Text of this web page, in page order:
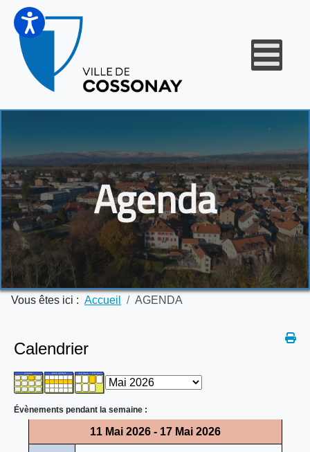
Agenda
Vous êtes ici : Accueil AGENDA
Calendrier
Évènements pendant la semaine :
11 Mai 2026 - 17 Mai 2026